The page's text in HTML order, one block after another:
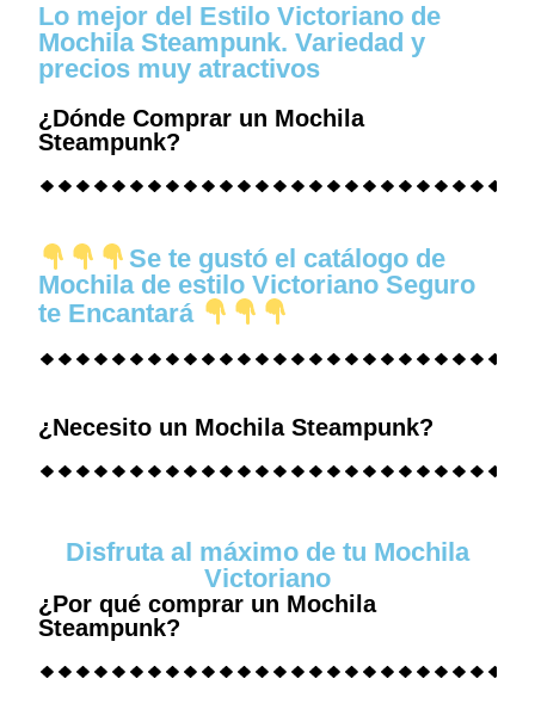
Lo mejor del Estilo Victoriano de
Mochila Steampunk. Variedad y
precios muy atractivos
¿Dónde Comprar un Mochila
Steampunk?
Se te gustó el catálogo de
Mochila de estilo Victoriano Seguro
te Encantará
¿Necesito un Mochila Steampunk?
Disfruta al máximo de tu Mochila
Victoriano
¿Por qué comprar un Mochila
Steampunk?